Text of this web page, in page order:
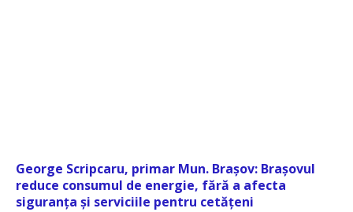
George Scripcaru, primar Mun. Brașov: Brașovul
reduce consumul de energie, fără a afecta
siguranța și serviciile pentru cetățeni